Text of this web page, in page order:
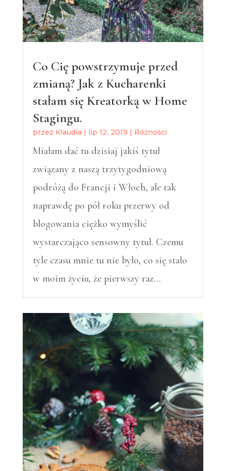
Co Cię powstrzymuje przed
zmianą? Jak z Kucharenki
stałam się Kreatorką w Home
Stagingu.
przez Klaudia | lip 12, 2019 | Różności
Miałam dać tu dzisiaj jakiś tytuł
związany z naszą trzytygodniową
podróżą do Francji i Włoch, ale tak
naprawdę po pół roku przerwy od
blogowania ciężko wymyślić
wystarczająco sensowny tytuł. Czemu
tyle czasu mnie tu nie było, co się stało
w moim życiu, że pierwszy raz…